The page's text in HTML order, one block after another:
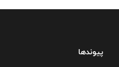
پیوندها